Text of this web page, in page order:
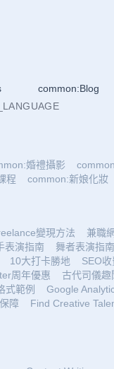
common:Blog
婚禮攝影
程 common:新娘化妝
變現方法 兼職
表演指南 舞者表演指南
10大打卡勝地 SEO
周年優惠 古代司儀趣
式範例 Google
障 Find Creative